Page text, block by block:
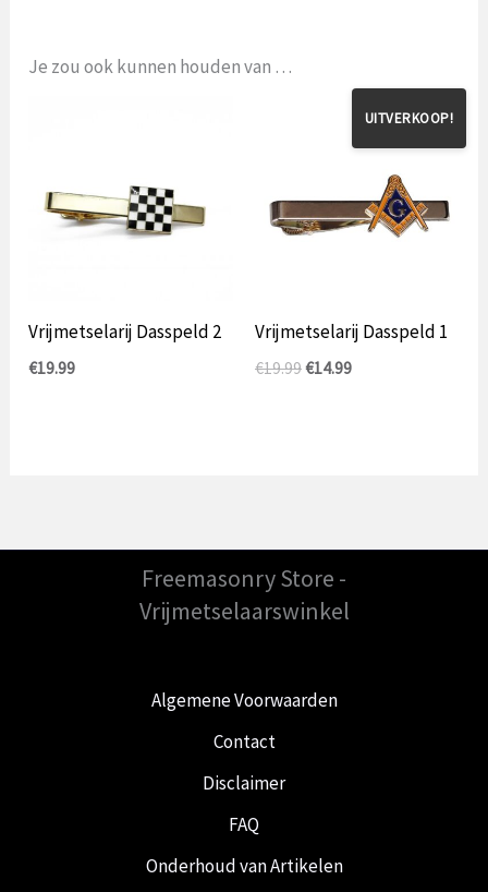
Je zou ook kunnen houden van …
Vrijmetselarij Dasspeld 2
€19.99
UITVERKOOP!
Vrijmetselarij Dasspeld 1
€19.99Oorspronkelijke
€14.99Huidige
Freemasonry Store -
Vrijmetselaarswinkel
Algemene Voorwaarden
Contact
Disclaimer
FAQ
Onderhoud van Artikelen